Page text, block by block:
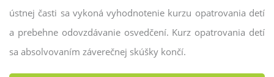
ústnej časti sa vykoná vyhodnotenie kurzu opatrovania detí
a prebehne odovzdávanie osvedčení. Kurz opatrovania detí
sa absolvovaním záverečnej skúšky končí.